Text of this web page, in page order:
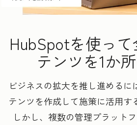
HubSpotを使っ
テンツを1か
ビジネスの拡大を推し進めるに
テンツを作成して施策に活用す
しかし、複数の管理プラット